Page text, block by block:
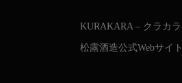
KURAKARA – クラカラ
松露酒造公式Webサイト